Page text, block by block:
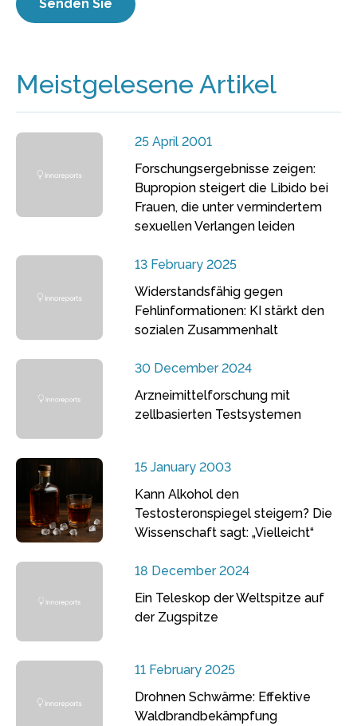
Meistgelesene Artikel
25 April 2001
Forschungsergebnisse zeigen:
Bupropion steigert die Libido bei
Frauen, die unter vermindertem
sexuellen Verlangen leiden
13 February 2025
Widerstandsfähig gegen
Fehlinformationen: KI stärkt den
sozialen Zusammenhalt
30 December 2024
Arzneimittelforschung mit
zellbasierten Testsystemen
15 January 2003
Kann Alkohol den
Testosteronspiegel steigern? Die
Wissenschaft sagt: „Vielleicht“
18 December 2024
Ein Teleskop der Weltspitze auf
der Zugspitze
11 February 2025
Drohnen Schwärme: Effektive
Waldbrandbekämpfung